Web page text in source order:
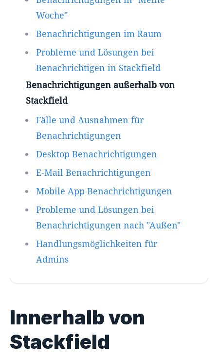
Woche"
Benachrichtigungen im Raum
Probleme und Lösungen bei
Benachrichtigen in Stackfield
Benachrichtigungen außerhalb von
Stackfield
Fälle und Ausnahmen für
Benachrichtigungen
Desktop Benachrichtigungen
E-Mail Benachrichtigungen
Mobile App Benachrichtigungen
Probleme und Lösungen bei
Benachrichtigungen nach "Außen"
Handlungsmöglichkeiten für
Admins
Innerhalb von
Stackfield